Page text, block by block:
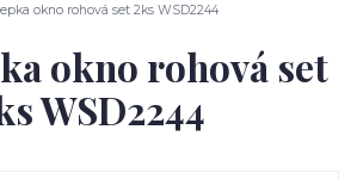
okno rohová set 2ks WSD2244
okno rohová set
WSD2244